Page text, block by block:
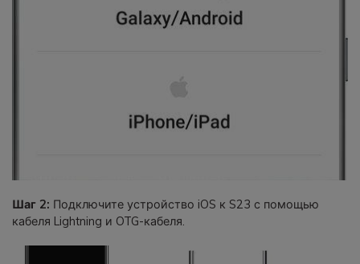
Шаг 2: Подключите устройство iOS к S23 с помощью
кабеля Lightning и OTG-кабеля.